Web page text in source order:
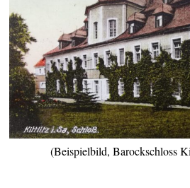
(Beispielbild, Barockschloss